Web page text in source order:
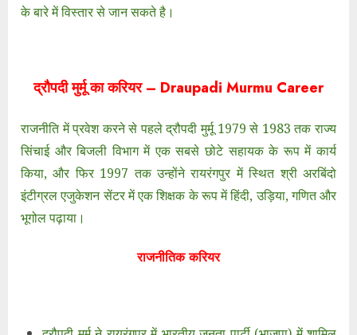
के बारे में विस्तार से जान सकते है।
द्रौपदी मुर्मू का करियर – Draupadi Murmu Career
राजनीति में प्रवेश करने से पहले द्रौपदी मुर्मू 1979 से 1983 तक राज्य
सिंचाई और बिजली विभाग में एक सबसे छोटे सहायक के रूप में कार्य
किया, और फिर 1997 तक उन्होंने रायरंगपुर में स्थित श्री अरबिंदो
इंटीग्रल एजुकेशन सेंटर में एक शिक्षक के रूप में हिंदी, उड़िया, गणित और
भूगोल पढ़ाया।
राजनीतिक करियर